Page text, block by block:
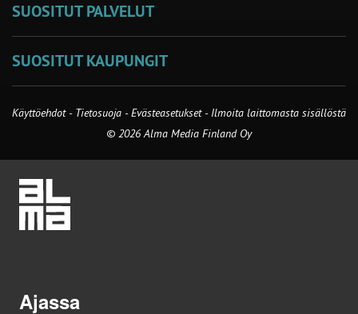
SUOSITUT PALVELUT
SUOSITUT KAUPUNGIT
Käyttöehdot - Tietosuoja -Evästeasetukset- Ilmoita laittomasta sisällöstä
© 2026 Alma Media Finland Oy